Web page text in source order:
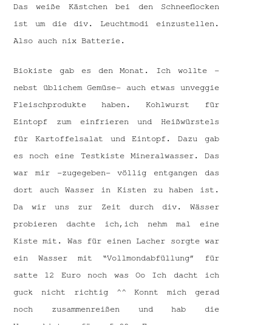
Das weiße Kästchen bei den Schneeflocken
ist um die div. Leuchtmodi einzustellen.
Also auch nix Batterie.
Biokiste gab es den Monat. Ich wollte -
nebst üblichem Gemüse- auch etwas unveggie
Fleischprodukte haben. Kohlwurst für
Eintopf zum einfrieren und Heißwürstels
für Kartoffelsalat und Eintopf. Dazu gab
es noch eine Testkiste Mineralwasser. Das
war mir -zugegeben- völlig entgangen das
dort auch Wasser in Kisten zu haben ist.
Da wir uns zur Zeit durch div. Wässer
probieren dachte ich,ich nehm mal eine
Kiste mit. Was für einen Lacher sorgte war
ein Wasser mit “Vollmondabfüllung” für
satte 12 Euro noch was Oo Ich dacht ich
guck nicht richtig ^^ Konnt mich gerad
noch zusammenreißen und hab die